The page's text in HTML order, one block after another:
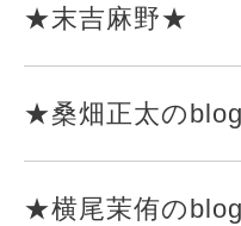
★末吉麻野★
★桑畑正太の
★横尾茉侑の